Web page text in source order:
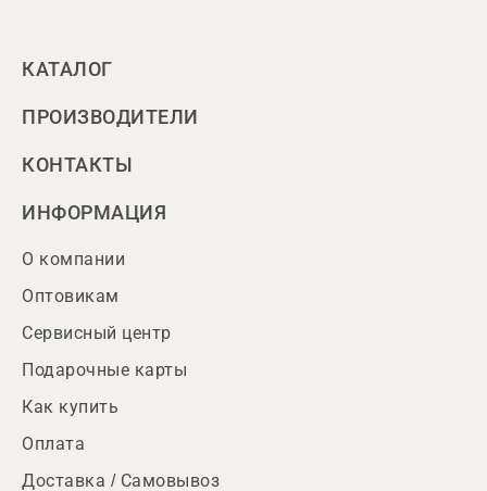
КАТАЛОГ
ПРОИЗВОДИТЕЛИ
КОНТАКТЫ
ИНФОРМАЦИЯ
О компании
Оптовикам
Сервисный центр
Подарочные карты
Как купить
Оплата
Доставка / Самовывоз